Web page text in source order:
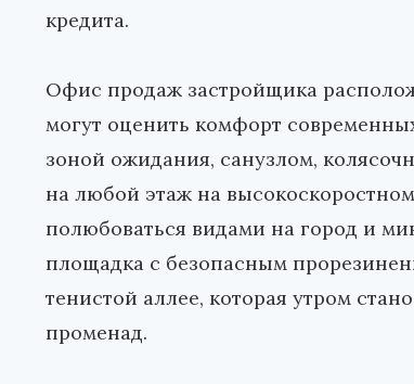
кредита.
Офис продаж застройщика
могут оценить комфорт
зоной ожидания, санузлом,
на любой этаж на
полюбоваться видами на город и
площадка с безопасным
тенистой аллее, которая утром
променад.